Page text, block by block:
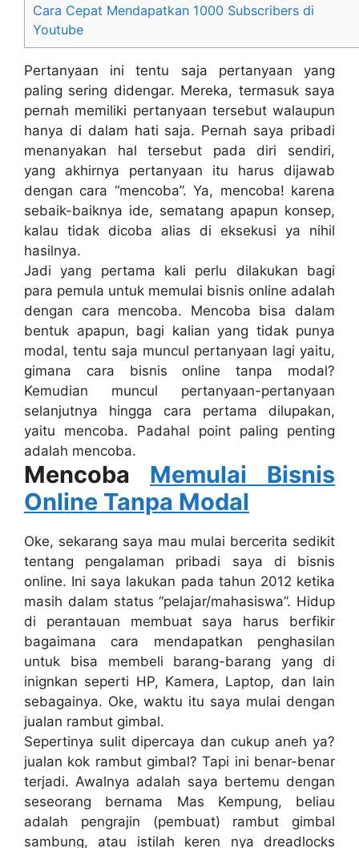
Cara Cepat Mendapatkan 1000 Subscribers di
Youtube
Pertanyaan ini tentu saja pertanyaan yang
paling sering didengar. Mereka, termasuk saya
pernah memiliki pertanyaan tersebut walaupun
hanya di dalam hati saja. Pernah saya pribadi
menanyakan hal tersebut pada diri sendiri,
yang akhirnya pertanyaan itu harus dijawab
dengan cara “mencoba”. Ya, mencoba! karena
sebaik-baiknya ide, sematang apapun konsep,
kalau tidak dicoba alias di eksekusi ya nihil
hasilnya.
Jadi yang pertama kali perlu dilakukan bagi
para pemula untuk memulai bisnis online adalah
dengan cara mencoba. Mencoba bisa dalam
bentuk apapun, bagi kalian yang tidak punya
modal, tentu saja muncul pertanyaan lagi yaitu,
gimana cara bisnis online tanpa modal?
Kemudian muncul pertanyaan-pertanyaan
selanjutnya hingga cara pertama dilupakan,
yaitu mencoba. Padahal point paling penting
adalah mencoba.
Mencoba Memulai Bisnis
Online Tanpa Modal
Oke, sekarang saya mau mulai bercerita sedikit
tentang pengalaman pribadi saya di bisnis
online. Ini saya lakukan pada tahun 2012 ketika
masih dalam status “pelajar/mahasiswa”. Hidup
di perantauan membuat saya harus berfikir
bagaimana cara mendapatkan penghasilan
untuk bisa membeli barang-barang yang di
inignkan seperti HP, Kamera, Laptop, dan lain
sebagainya. Oke, waktu itu saya mulai dengan
jualan rambut gimbal.
Sepertinya sulit dipercaya dan cukup aneh ya?
jualan kok rambut gimbal? Tapi ini benar-benar
terjadi. Awalnya adalah saya bertemu dengan
seseorang bernama Mas Kempung, beliau
adalah pengrajin (pembuat) rambut gimbal
sambung, atau istilah keren nya dreadlocks